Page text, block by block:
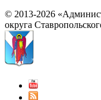
© 2013-2026
округа